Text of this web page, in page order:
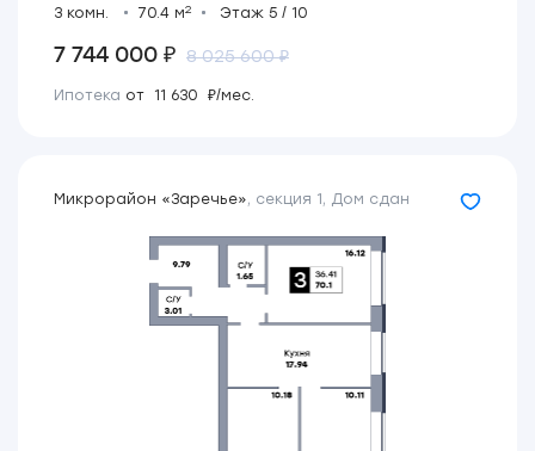
3 комн. 70.4 м2 Этаж 5 / 10
7 744 000 ₽ 8 025 600 ₽
Ипотека от 11 630 ₽/мес.
Микрорайон «Заречье», секция 1 , Дом сдан